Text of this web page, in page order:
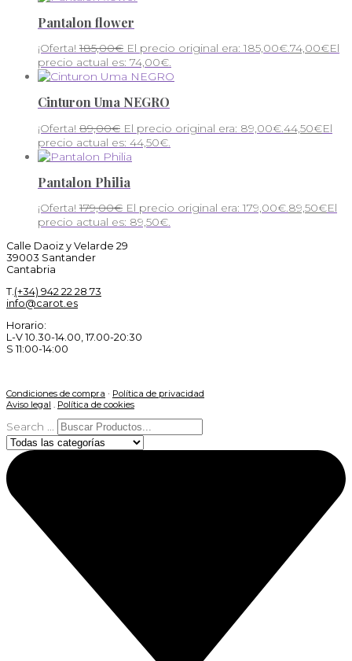
Pantalon flower
¡Oferta! 185,00€ El precio original era: 185,00€.74,00€El
precio actual es: 74,00€.
Cinturon Uma NEGRO
¡Oferta! 89,00€ El precio original era: 89,00€.44,50€El
precio actual es: 44,50€.
Pantalon Philia
¡Oferta! 179,00€ El precio original era: 179,00€.89,50€El
precio actual es: 89,50€.
Calle Daoiz y Velarde 29
39003 Santander
Cantabria
T. (+34) 942 22 28 73
info@carot.es
Horario:
L-V 10.30-14.00, 17.00-20:30
S 11:00-14:00
Condiciones de compra · Política de privacidad
Aviso legal
Política de cookies
Search ...